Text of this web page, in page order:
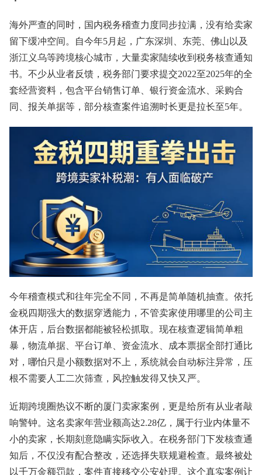
海外严查的同时，国内税务稽查力度同步拉满，没有给卖家
留下缓冲空间。自今年5月起，广东深圳、东莞、佛山以及
浙江义乌等跨境核心城市，大量卖家陆续收到税务核查通知
书。不少从业者反馈，税务部门要求提交2022至2025年的全
套经营资料，包含平台销售订单、银行资金流水、采购合
同、报关单据等，部分核查案件追溯时长更是拉长至5年。
今年稽查模式和往年完全不同，不再是简单随机抽查。依托
金税四期强大的数据穿透能力，不管卖家使用哪里的公司主
体开店，后台数据都能被轻松抓取。现在核查逻辑简单粗
暴，物流单据、平台订单、资金流水、成本票据全部打通比
对，哪怕只是小额数据对不上，系统就会自动标注异常，压
根不需要人工二次筛查，风控触发得又快又严。
近期跨境圈热议不断的厦门卖家案例，更是给所有从业者敲
响警钟。这名卖家年营业额高达2.28亿，属于行业内体量不
小的卖家，长期刻意隐瞒实际收入。在税务部门下发核查通
知后，不仅没有配合整改，还选择失联规避检查。最终被处
以千万金额罚款，案件直接移交公安处理。这个真实案例让